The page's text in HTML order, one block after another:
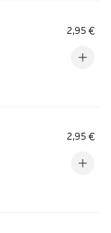
2,95 €
2,95 €